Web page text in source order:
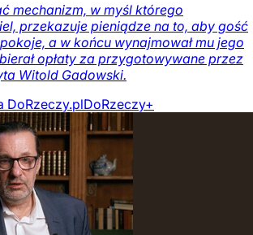
mechanizm, w myśl którego
przekazuje pieniądze na to, aby gość
a w końcu wynajmował mu jego
opłaty za przygotowywane przez
Witold Gadowski.
DoRzeczy.plDoRzeczy+